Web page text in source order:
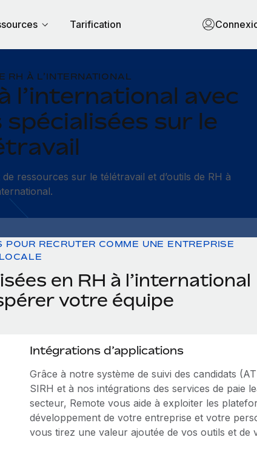
Tarification
RH À L’INTERNATIONAL
l’international avec
sur le
ressources sur le télétravail et d’outils de RH à
RECRUTER COMME UNE ENTREPRISE
LOCALE
en RH à l’international
votre équipe
Intégrations d’applications
Grâce à notre système de suivi des candidats
SIRH et à nos intégrations des services de paie
secteur, Remote vous aide à exploiter les
développement de votre entreprise et votre
vous tirez une valeur ajoutée de vos outils et de